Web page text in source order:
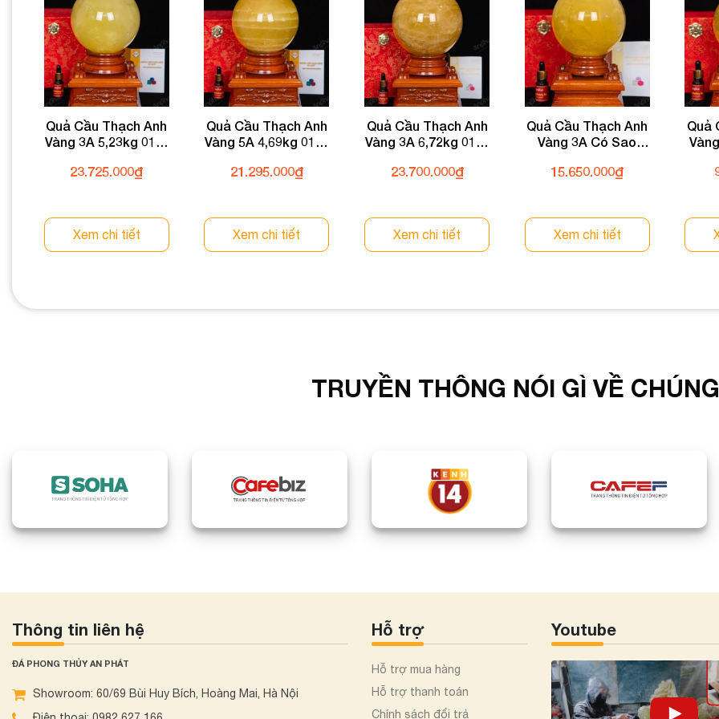
Quả Cầu Thạch Anh
Vàng 3A 5,23kg 011-
23.725.000₫
Xem chi tiết
Quả Cầu Thạch Anh
Vàng 5A 4,69kg 011-
21.295.000₫
Xem chi tiết
Quả Cầu Thạch Anh
Vàng 3A 6,72kg 011-
23.700.000₫
Xem chi tiết
Quả Cầu Thạch Anh
Vàng 3A Có Sao
3,44
15.650.000₫
Xem chi tiết
Quả
TRUYỀN THÔNG NÓI GÌ VỀ
Thông tin liên hệ
ĐÁ PHONG THỦY AN PHÁT
Showroom: 60/69 Bùi Huy Bích, Hoàng Mai, Hà Nội
Hỗ trợ
Hỗ trợ mua hàng
Hỗ trợ thanh toán
Chính sách đổi trả
Youtube